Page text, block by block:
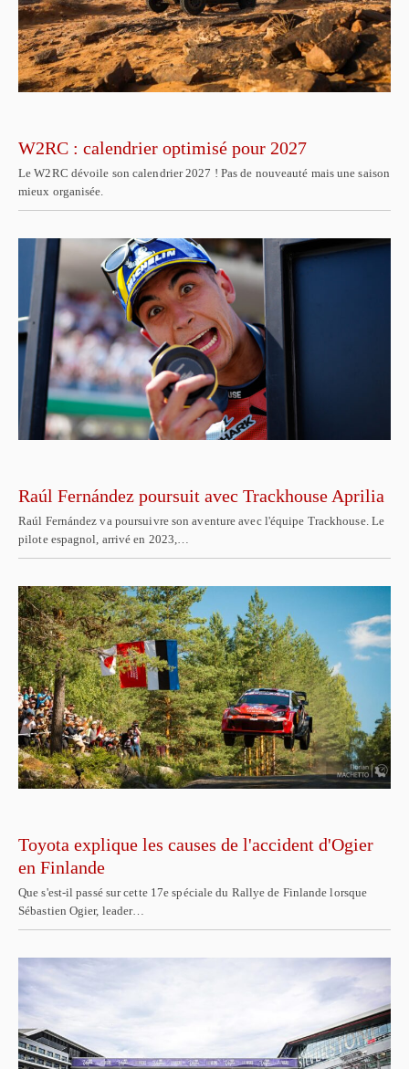
W2RC : calendrier optimisé pour 2027
Le W2RC dévoile son calendrier 2027 ! Pas de nouveauté mais une saison
mieux organisée.
Raúl Fernández poursuit avec Trackhouse Aprilia
Raúl Fernández va poursuivre son aventure avec l'équipe Trackhouse. Le
pilote espagnol, arrivé en 2023,…
Toyota explique les causes de l'accident d'Ogier
en Finlande
Que s'est-il passé sur cette 17e spéciale du Rallye de Finlande lorsque
Sébastien Ogier, leader…